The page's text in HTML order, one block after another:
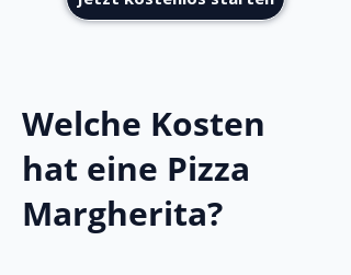
Welche Kosten
hat eine Pizza
Margherita?